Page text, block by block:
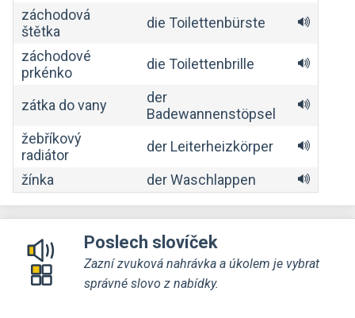
záchodová
štětka
die Toilettenbürste
záchodové
prkénko
die Toilettenbrille
zátka do vany
der
Badewannenstöpsel
žebříkový
radiátor
der Leiterheizkörper
žínka
der Waschlappen
Poslech slovíček
Zazní zvuková nahrávka a úkolem je vybrat
správné slovo z nabídky.